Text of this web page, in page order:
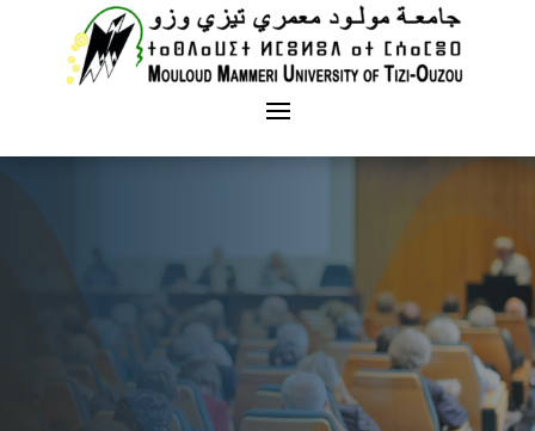
Vice rectorat chargé des relations
exterieures et des manifestations
scientifiques